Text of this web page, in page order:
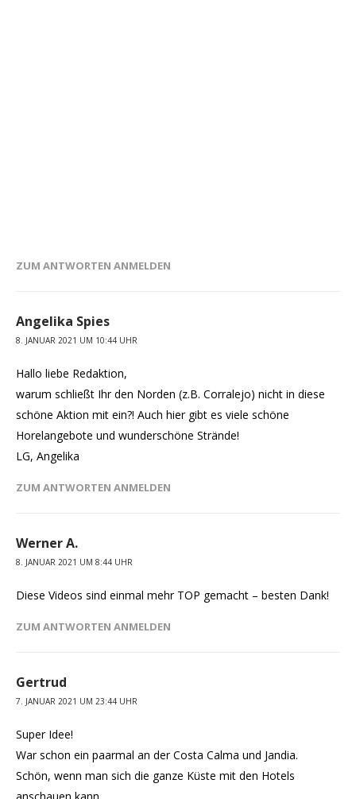
ZUM ANTWORTEN ANMELDEN
Angelika Spies
8. JANUAR 2021 UM 10:44 UHR
Hallo liebe Redaktion,
warum schließt Ihr den Norden (z.B. Corralejo) nicht in diese
schöne Aktion mit ein?! Auch hier gibt es viele schöne
Horelangebote und wunderschöne Strände!
LG, Angelika
ZUM ANTWORTEN ANMELDEN
Werner A.
8. JANUAR 2021 UM 8:44 UHR
Diese Videos sind einmal mehr TOP gemacht – besten Dank!
ZUM ANTWORTEN ANMELDEN
Gertrud
7. JANUAR 2021 UM 23:44 UHR
Super Idee!
War schon ein paarmal an der Costa Calma und Jandia.
Schön, wenn man sich die ganze Küste mit den Hotels